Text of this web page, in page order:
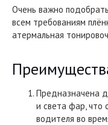
Очень важно
всем требованиям
атермальная
Предназначена
и света фар, что
водителя во